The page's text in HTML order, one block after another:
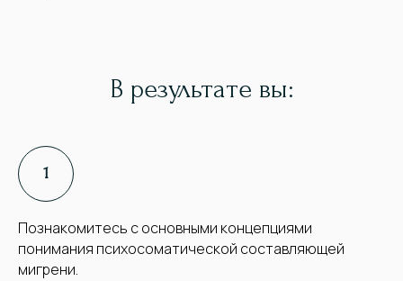
В результате вы:
Познакомитесь с основными концепциями
понимания психосоматической составляющей
мигрени.